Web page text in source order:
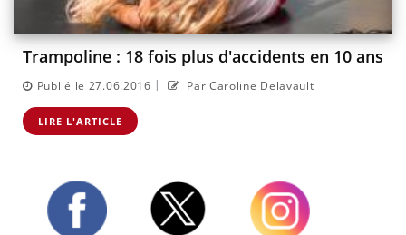
Trampoline : 18 fois plus d'accidents en 10 ans
Publié le 27.06.2016 | Par Caroline Delavault
LIRE L'ARTICLE